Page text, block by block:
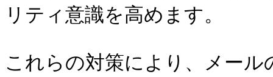
リティ意識を高めます。
これらの対策により、メー